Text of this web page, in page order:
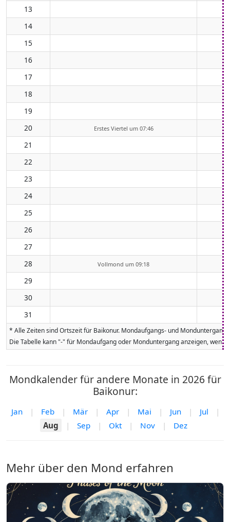
13
14
15
16
17
18
19
20
Erstes Viertel um 07:46
21
22
23
24
25
26
27
28
Vollmond um 09:18
29
30
31
* Alle Zeiten sind Ortszeit für Baikonur. Mondaufgangs- und
Die Tabelle kann "-" für Mondaufgang oder Monduntergang anzeigen,
Mondkalender für andere Monate in 2026 für
Baikonur:
Jan | Feb | Mär | Apr | Mai | Jun | Jul
|
Aug
| Sep | Okt | Nov | Dez
Mehr über den Mond erfahren